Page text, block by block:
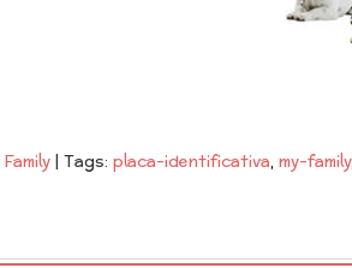
| Tags: placa-identificativa my-family